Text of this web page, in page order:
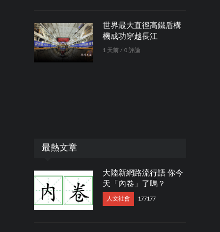
世界最大直徑高鐵盾構
機成功穿越長江
1 天前 / 0 評論
最熱文章
大陸新網路流行語 你今
天「內卷」了嗎？
人文社會 177177